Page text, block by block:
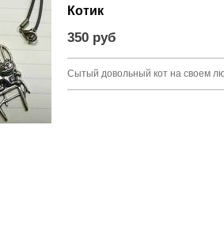
Котик
350 руб
Сытый довольный кот на своем